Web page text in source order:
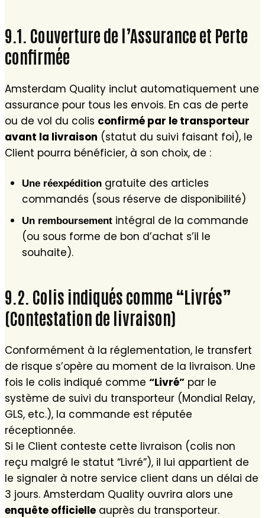
9.1. Couverture de l’Assurance et Perte
confirmée
Amsterdam Quality inclut automatiquement une
assurance pour tous les envois. En cas de perte
ou de vol du colis confirmé par le transporteur
avant la livraison (statut du suivi faisant foi), le
Client pourra bénéficier, à son choix, de :
Une réexpéditiongratuite des articles
commandés (sous réserve de disponibilité)
Un remboursementintégral de la commande
(ou sous forme de bon d’achat s’il le
souhaite).
9.2. Colis indiqués comme “Livrés”
(Contestation de livraison)
Conformément à la réglementation, le transfert
de risque s’opère au moment de la livraison. Une
fois le colis indiqué comme “Livré” par le
système de suivi du transporteur (Mondial Relay,
GLS, etc.), la commande est réputée
réceptionnée.
Si le Client conteste cette livraison (colis non
reçu malgré le statut “Livré”), il lui appartient de
le signaler à notre service client dans un délai de
3 jours. Amsterdam Quality ouvrira alors une
enquête officielle auprès du transporteur.